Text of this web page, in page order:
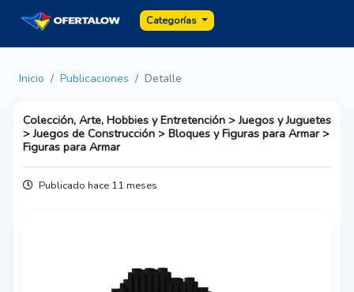
Categorías
Inicio Publicaciones Detalle
Colección, Arte, Hobbies y Entretención > Juegos y Juguetes
> Juegos de Construcción > Bloques y Figuras para Armar >
Figuras para Armar
Publicado hace 11 meses